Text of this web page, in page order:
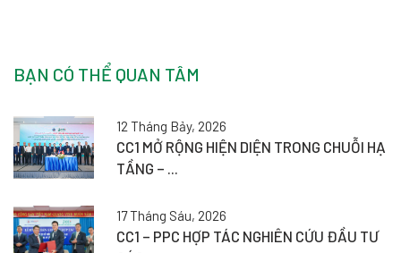
BẠN CÓ THỂ QUAN TÂM
12 Tháng Bảy, 2026
CC1 MỞ RỘNG HIỆN DIỆN TRONG CHUỖI HẠ
TẦNG – ...
17 Tháng Sáu, 2026
CC1 – PPC HỢP TÁC NGHIÊN CỨU ĐẦU TƯ